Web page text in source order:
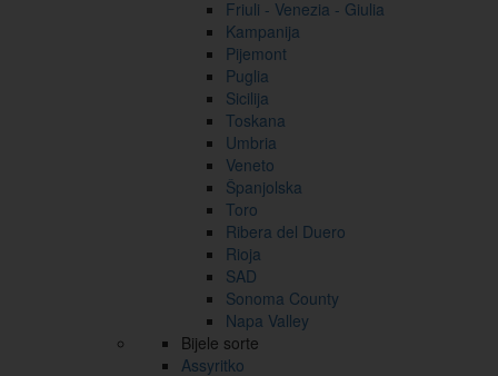
Friuli - Venezia - Giulia
Kampanija
Pijemont
Puglia
Sicilija
Toskana
Umbria
Veneto
Španjolska
Toro
Ribera del Duero
Rioja
SAD
Sonoma County
Napa Valley
Bijele sorte
Assyritko